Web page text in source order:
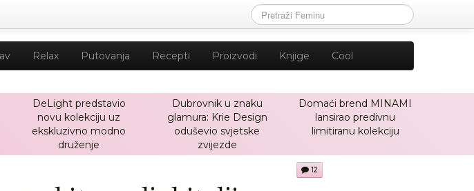
Relax Putovanja Recepti Proizvodi Knjige Cool
DeLight predstavio
novu kolekciju uz
ekskluzivno modno
druženje
Dubrovnik u znaku
glamura: Krie Design
oduševio svjetske
zvijezde
Domaći brend MINAMI
lansirao predivnu
limitiranu kolekciju
12